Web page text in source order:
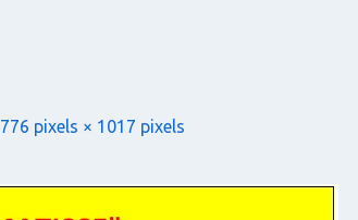
776 pixels × 1017 pixels